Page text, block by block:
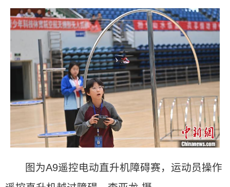
图为A9遥控电动直升机障碍赛，运动员操作